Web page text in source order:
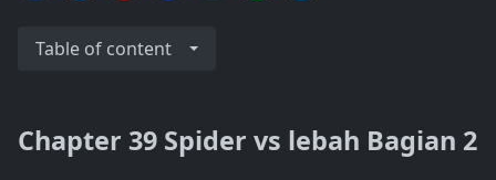
Table of content
Chapter 39 Spider vs lebah Bagian 2